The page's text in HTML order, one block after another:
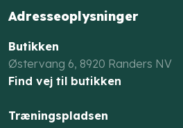
Adresseoplysninger
Butikken
Østervang 6, 8920 Randers NV​​
Find vej til butikken
Træningspladsen